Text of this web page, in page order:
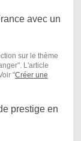
avec un
sur le thème
L'article
"Créer une
prestige en